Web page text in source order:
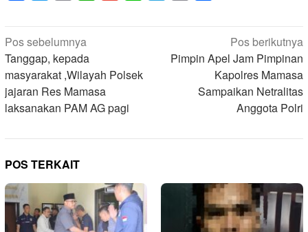
Navigasi
pos
Pos sebelumnya
Tanggap, kepada
masyarakat ,Wilayah Polsek
jajaran Res Mamasa
laksanakan PAM AG pagi
Pos berikutnya
Pimpin Apel Jam Pimpinan
Kapolres Mamasa
Sampaikan Netralitas
Anggota Polri
POS TERKAIT